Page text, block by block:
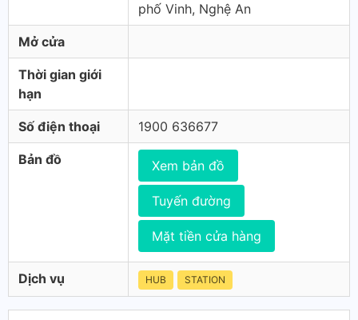
phố Vinh, Nghệ An
Mở cửa
Thời gian giới
hạn
Số điện thoại 1900 636677
Bản đồ Xem bản đồ
Tuyến đường
Mặt tiền cửa hàng
Dịch vụ HUB STATION